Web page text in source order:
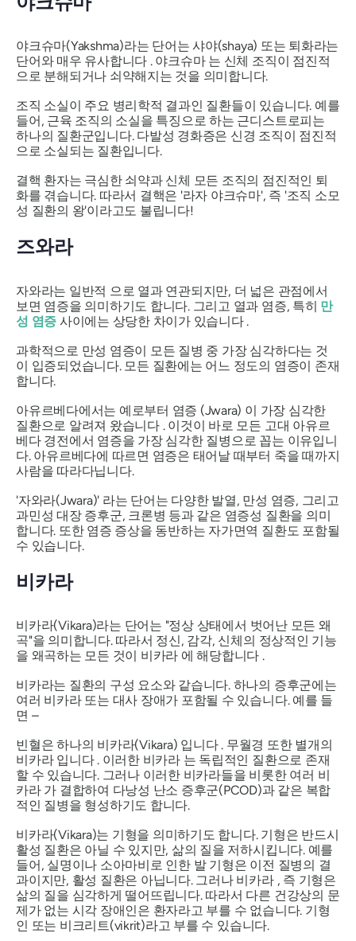
야크슈마(Yakshma)라는 단어는샤야(shaya) 또는 퇴화라는
단어와 매우 유사합니다 . 야크슈마는 신체 조직이 점진적
으로 분해되거나 쇠약해지는 것을 의미합니다.
조직 소실이 주요 병리학적 결과인 질환들이 있습니다. 예를
들어, 근육 조직의 소실을 특징으로 하는 근디스트로피는
하나의 질환군입니다. 다발성 경화증은 신경 조직이 점진적
으로 소실되는 질환입니다.
결핵 환자는 극심한 쇠약과 신체 모든 조직의 점진적인 퇴
화를 겪습니다. 따라서 결핵은 '라자 야크슈마', 즉 '조직 소모
성 질환의 왕'이라고도 불립니다!
즈와라
자와라는 일반적 으로 열과 연관되지만, 더 넓은 관점에서
보면 염증을 의미하기도 합니다. 그리고 열과 염증, 특히 만
성 염증 사이에는 상당한 차이가 있습니다 .
과학적으로 만성 염증이 모든 질병 중 가장 심각하다는 것
이 입증되었습니다. 모든 질환에는 어느 정도의 염증이 존재
합니다.
아유르베다에서는 예로부터 염증 (Jwara) 이 가장 심각한
질환으로 알려져 왔습니다 . 이것이 바로 모든 고대 아유르
베다 경전에서 염증을 가장 심각한 질병으로 꼽는 이유입니
다. 아유르베다에 따르면 염증은 태어날 때부터 죽을 때까지
사람을 따라다닙니다.
'자와라(Jwara)' 라는 단어는 다양한 발열, 만성 염증, 그리고
과민성 대장 증후군, 크론병 등과 같은 염증성 질환을 의미
합니다. 또한 염증 증상을 동반하는 자가면역 질환도 포함될
수 있습니다.
비카라
비카라(Vikara)라는 단어는 "정상 상태에서 벗어난 모든 왜
곡"을 의미합니다. 따라서 정신, 감각, 신체의 정상적인 기능
을 왜곡하는 모든 것이 비카라 에 해당합니다 .
비카라는 질환의 구성 요소와 같습니다. 하나의 증후군에는
여러 비카라또는 대사 장애가 포함될 수 있습니다. 예를 들
면 –
빈혈은 하나의 비카라(Vikara) 입니다 . 무월경 또한 별개의
비카라입니다 . 이러한 비카라는 독립적인 질환으로 존재
할 수 있습니다. 그러나 이러한 비카라들을 비롯한 여러 비
카라가 결합하여 다낭성 난소 증후군(PCOD)과 같은 복합
적인 질병을 형성하기도 합니다.
비카라(Vikara)는 기형을 의미하기도 합니다. 기형은 반드시
활성 질환은 아닐 수 있지만, 삶의 질을 저하시킵니다. 예를
들어, 실명이나 소아마비로 인한 발 기형은 이전 질병의 결
과이지만, 활성 질환은 아닙니다. 그러나 비카라, 즉 기형은
삶의 질을 심각하게 떨어뜨립니다. 따라서 다른 건강상의 문
제가 없는 시각 장애인은 환자라고 부를 수 없습니다. 기형
인 또는 비크리트(vikrit)라고 부를 수 있습니다.